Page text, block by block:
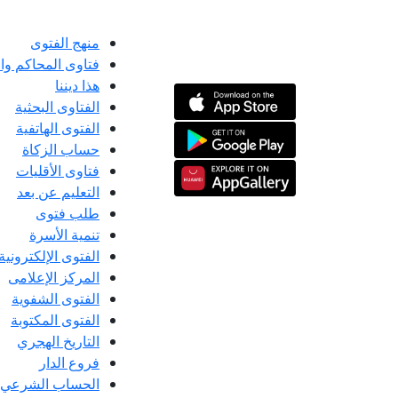
منهج الفتوى
فتاوى المحاكم
هذا ديننا
الفتاوى البحثية
الفتوى الهاتفية
حساب الزكاة
فتاوى الأقليات
التعليم عن بعد
طلب فتوى
تنمية الأسرة
الفتوى الإلكترونية
المركز الإعلامى
الفتوى الشفوية
الفتوى المكتوبة
التاريخ الهجري
فروع الدار
الحساب الشرعي